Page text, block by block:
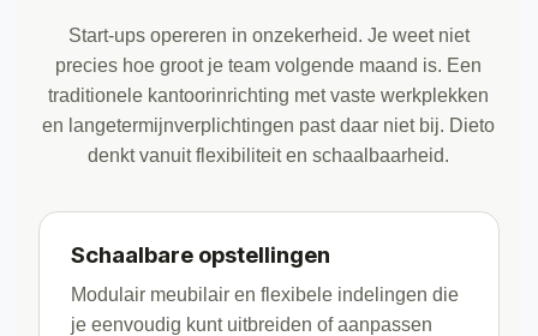
Start-ups opereren in onzekerheid. Je weet niet
precies hoe groot je team volgende maand is. Een
traditionele kantoorinrichting met vaste werkplekken
en langetermijnverplichtingen past daar niet bij. Dieto
denkt vanuit flexibiliteit en schaalbaarheid.
Schaalbare opstellingen
Modulair meubilair en flexibele indelingen die
je eenvoudig kunt uitbreiden of aanpassen